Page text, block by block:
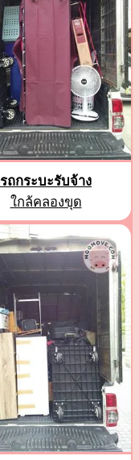
รถกระบะรับจ้าง
ใกล้คลองขุด